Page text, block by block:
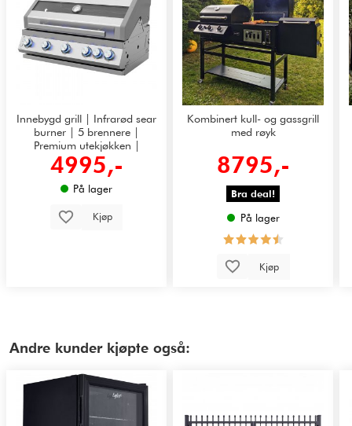
Innebygd grill | Infrarød sear
burner | 5 brennere |
Premium utekjøkken |
Colorado
4995,-
På lager
Kjøp
Kombinert kull- og gassgrill
med røyk
8795,-
Bra deal!
På lager
Kjøp
Andre kunder kjøpte også: